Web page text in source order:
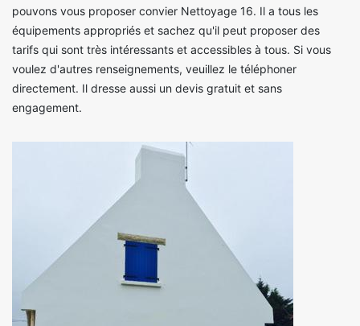
pouvons vous proposer convier Nettoyage 16. Il a tous les
équipements appropriés et sachez qu'il peut proposer des
tarifs qui sont très intéressants et accessibles à tous. Si vous
voulez d'autres renseignements, veuillez le téléphoner
directement. Il dresse aussi un devis gratuit et sans
engagement.